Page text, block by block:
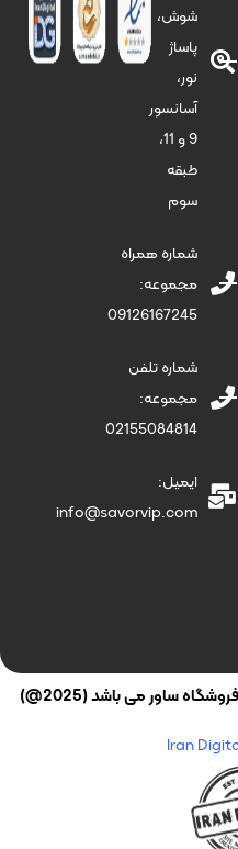
شوش،
پاساژ
نور،
آسانسور
9 و 11،
طبقه
سوم
شماره همراه
مجموعه:
09126167245
شماره تلفن
مجموعه:
02155084814
ایمیل:
info@savorvip.com
ساور می باشد (2025@)